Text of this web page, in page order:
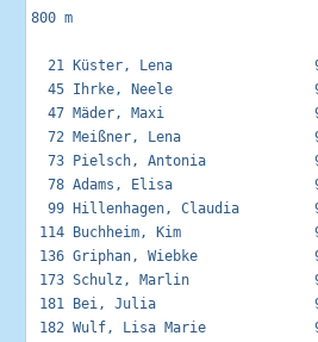
800 m
21 Küster, Lena
45 Ihrke, Neele
47 Mäder, Maxi
72 Meißner, Lena
73 Pielsch, Antonia
78 Adams, Elisa
99 Hillenhagen, Claudia
114 Buchheim, Kim
136 Griphan, Wiebke
173 Schulz, Marlin
181 Bei, Julia
182 Wulf, Lisa Marie